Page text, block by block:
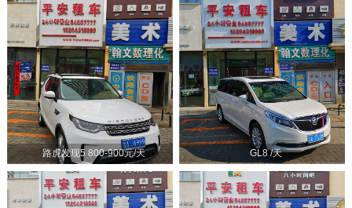
路虎发现5 800-900元/天 GL8 /天